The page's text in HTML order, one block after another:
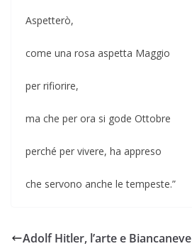
Aspetterò,
come una rosa aspetta Maggio
per rifiorire,
ma che per ora si gode Ottobre
perché per vivere, ha appreso
che servono anche le tempeste.”
Adolf Hitler, l’arte e Biancaneve